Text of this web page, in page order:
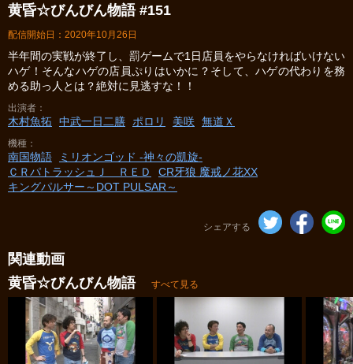
黄昏☆びんびん物語 #151
配信開始日：2020年10月26日
半年間の実戦が終了し、罰ゲームで1日店員をやらなければいけない
ハゲ！そんなハゲの店員ぷりはいかに？そして、ハゲの代わりを務
める助っ人とは？絶対に見逃すな！！
出演者
木村魚拓 中武一日二膳 ポロリ 美咲 無道Ｘ
機種
南国物語
ミリオンゴッド -神々の凱旋-
ＣＲパトラッシュＪ ＲＥＤ
CR牙狼 魔戒ノ花XX
キングパルサー～DOT PULSAR～
シェアする
関連動画
黄昏☆びんびん物語
すべて見る